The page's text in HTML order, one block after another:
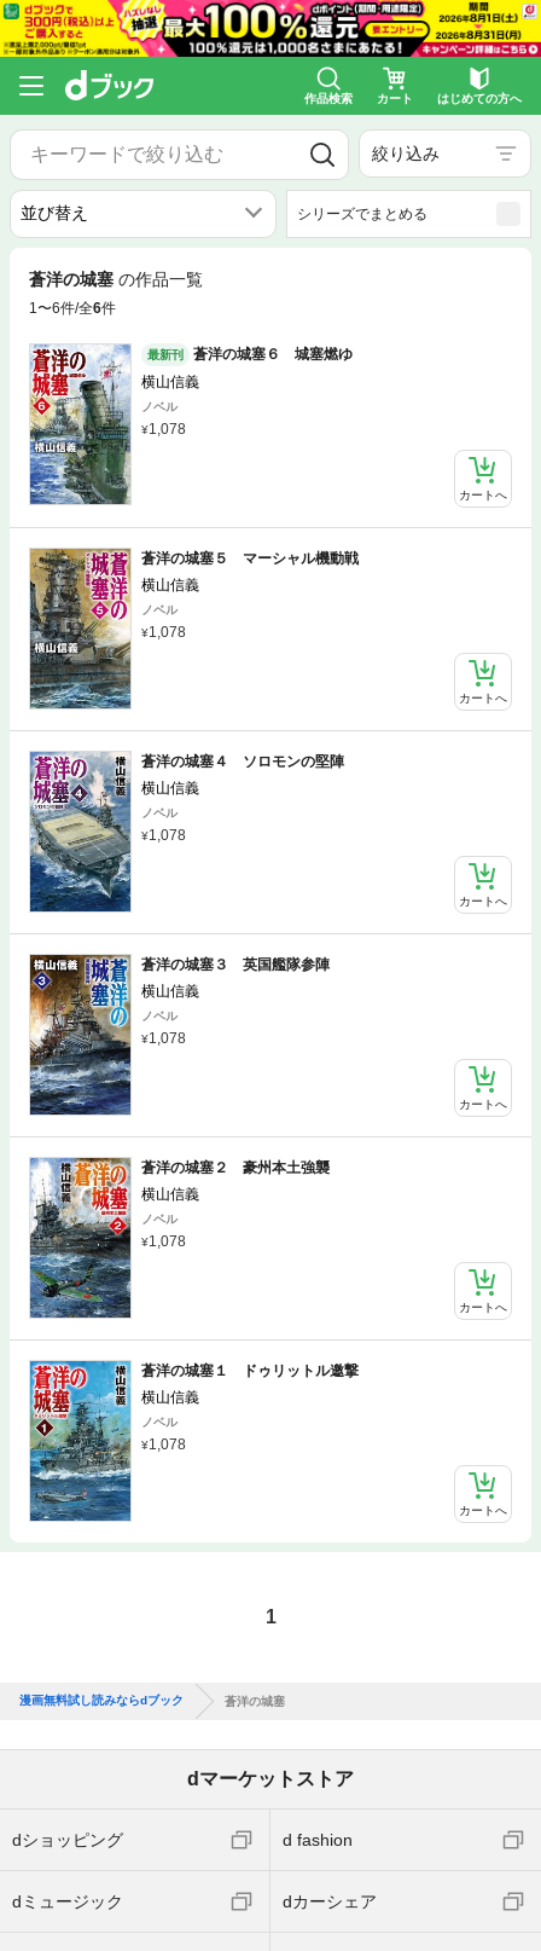
作品検索 カート はじめての方へ
絞り込み
シリーズでまとめる
蒼洋の城塞 の作品一覧
1〜6件/全6件
最新刊
蒼洋の城塞６ 城塞燃ゆ
横山信義
ノベル
1,078
カートへ
蒼洋の城塞５ マーシャル機動戦
横山信義
ノベル
1,078
カートへ
蒼洋の城塞４ ソロモンの堅陣
横山信義
ノベル
1,078
カートへ
蒼洋の城塞３ 英国艦隊参陣
横山信義
ノベル
1,078
カートへ
蒼洋の城塞２ 豪州本土強襲
横山信義
ノベル
1,078
カートへ
蒼洋の城塞１ ドゥリットル邀撃
横山信義
ノベル
1,078
カートへ
1
漫画無料試し読みならdブック 蒼洋の城塞
dマーケットストア
dショッピング d fashion
dミュージック dカーシェア